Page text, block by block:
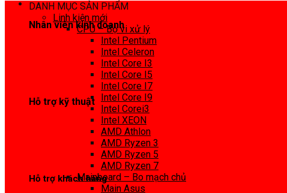
Nhân viên kinh doanh
Hỗ trợ kỹ thuật
Hỗ trợ khách hàng
DANH MỤC SẢN PHẨM
Linh kiện mới
CPU – Bộ vi xử lý
Intel Pentium
Intel Celeron
Intel Core I3
Intel Core I5
Intel Core I7
Intel Core I9
Intel Corei3
Intel XEON
AMD Athlon
AMD Ryzen 3
AMD Ryzen 5
AMD Ryzen 7
Mainboard – Bo mạch chủ
Main Asus